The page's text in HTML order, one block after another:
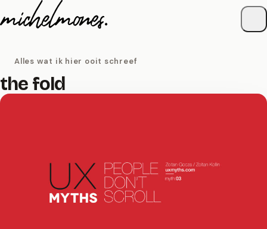
Naar de inhoud
Alles wat ik hier ooit schreef
the fold